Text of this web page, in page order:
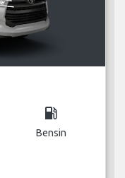
local_gas_station
Bensin